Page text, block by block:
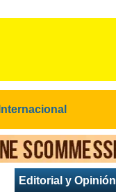
Internacional
Editorial y Opinión